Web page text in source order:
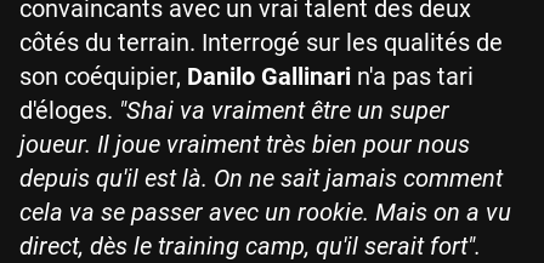
convaincants avec un vrai talent des deux
côtés du terrain. Interrogé sur les qualités de
son coéquipier, Danilo Gallinari n'a pas tari
d'éloges. "Shai va vraiment être un super
joueur. Il joue vraiment très bien pour nous
depuis qu'il est là. On ne sait jamais comment
cela va se passer avec un rookie. Mais on a vu
direct, dès le training camp, qu'il serait fort".